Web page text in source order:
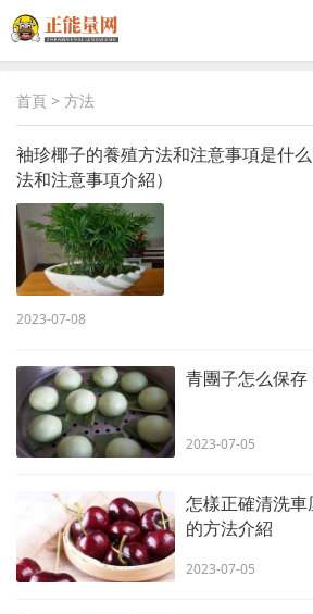
首頁 > 方法
袖珍椰子的養殖方法和注意事項是什
法和注意事項介紹）
2023-07-08
青團子怎么保存
2023-07-05
怎樣正確清洗
的方法介紹
2023-07-05